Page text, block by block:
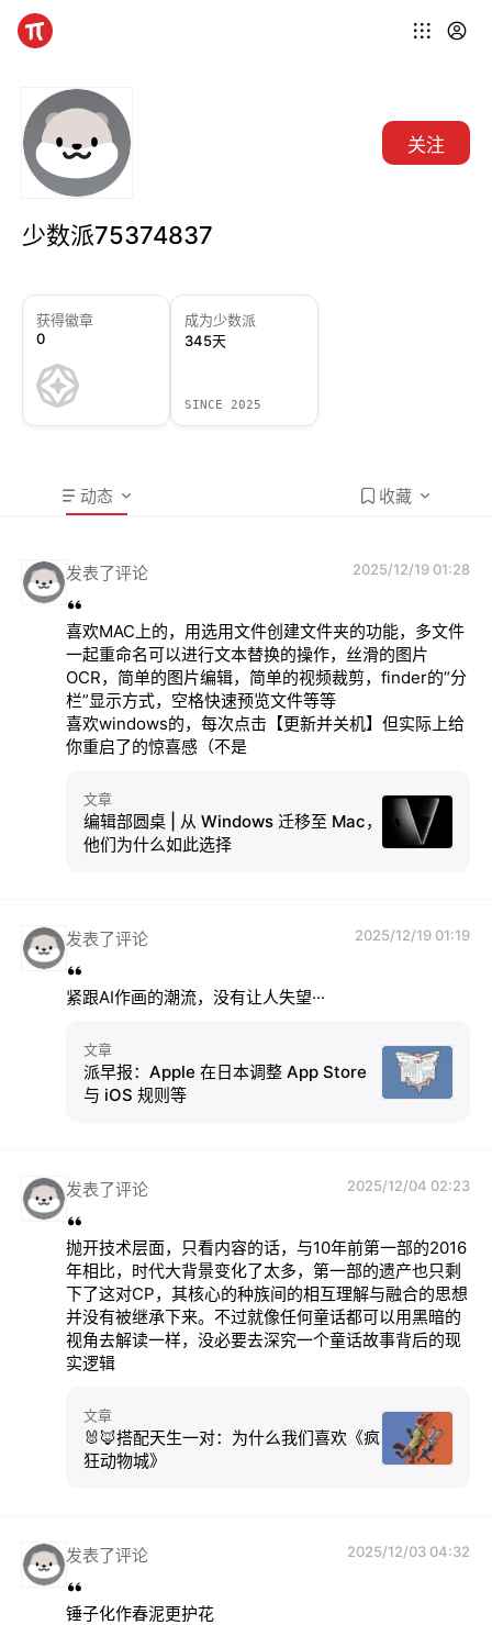
关注
少数派75374837
获得徽章
0
成为少数派
345天
SINCE 2025
动态 收藏
发表了评论 2025/12/19 01:28
喜欢MAC上的，用选用文件创建文件夹的功能，多文件
一起重命名可以进行文本替换的操作，丝滑的图片
OCR，简单的图片编辑，简单的视频裁剪，finder的“分
栏”显示方式，空格快速预览文件等等
喜欢windows的，每次点击【更新并关机】但实际上给
你重启了的惊喜感（不是
文章
编辑部圆桌 | 从 Windows 迁移至 Mac，
他们为什么如此选择
发表了评论 2025/12/19 01:19
紧跟AI作画的潮流，没有让人失望···
文章
派早报：Apple 在日本调整 App Store
与 iOS 规则等
发表了评论 2025/12/04 02:23
抛开技术层面，只看内容的话，与10年前第一部的2016
年相比，时代大背景变化了太多，第一部的遗产也只剩
下了这对CP，其核心的种族间的相互理解与融合的思想
并没有被继承下来。不过就像任何童话都可以用黑暗的
视角去解读一样，没必要去深究一个童话故事背后的现
实逻辑
文章
🐰🦊搭配天生一对：为什么我们喜欢《疯
狂动物城》
发表了评论 2025/12/03 04:32
锤子化作春泥更护花